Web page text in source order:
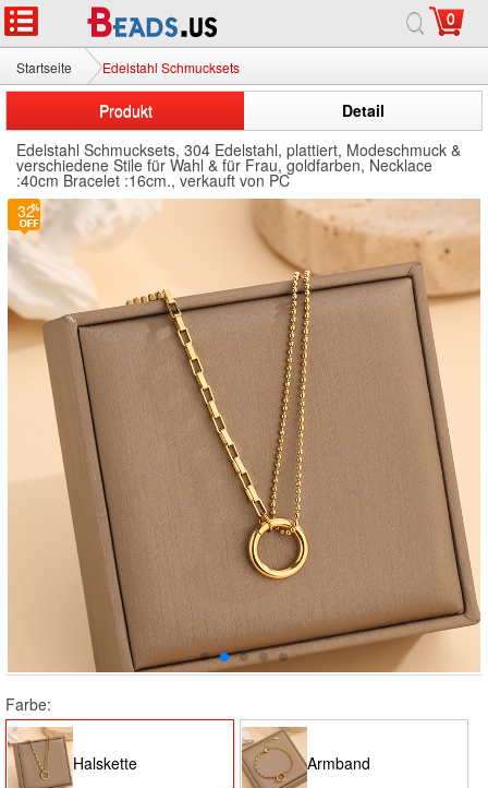
0
Startseite Edelstahl Schmucksets
Produkt
Detail
Edelstahl Schmucksets, 304 Edelstahl, plattiert, Modeschmuck &
verschiedene Stile für Wahl & für Frau, goldfarben, Necklace
:40cm Bracelet :16cm., verkauft von PC
32
Farbe:
Halskette Armband